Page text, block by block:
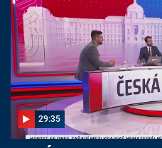
29:35